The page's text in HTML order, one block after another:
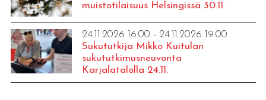
muistotilaisuus Helsingissä 30.11.
24.11.2026 16:00 - 24.11.2026 19:00
Sukututkija Mikko Kuitulan
sukututkimusneuvonta
Karjalatalolla 24.11.